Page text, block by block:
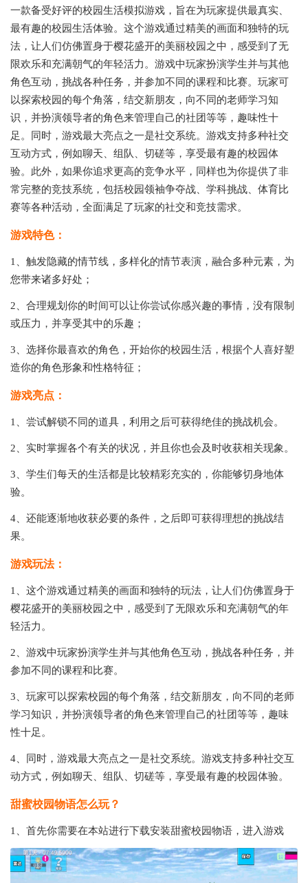
一款备受好评的校园生活模拟游戏，旨在为玩家提供最真实、
最有趣的校园生活体验。这个游戏通过精美的画面和独特的玩
法，让人们仿佛置身于樱花盛开的美丽校园之中，感受到了无
限欢乐和充满朝气的年轻活力。游戏中玩家扮演学生并与其他
角色互动，挑战各种任务，并参加不同的课程和比赛。玩家可
以探索校园的每个角落，结交新朋友，向不同的老师学习知
识，并扮演领导者的角色来管理自己的社团等等，趣味性十
足。同时，游戏最大亮点之一是社交系统。游戏支持多种社交
互动方式，例如聊天、组队、切磋等，享受最有趣的校园体
验。此外，如果你追求更高的竞争水平，同样也为你提供了非
常完整的竞技系统，包括校园领袖争夺战、学科挑战、体育比
赛等各种活动，全面满足了玩家的社交和竞技需求。
游戏特色：
1、触发隐藏的情节线，多样化的情节表演，融合多种元素，为
您带来诸多好处；
2、合理规划你的时间可以让你尝试你感兴趣的事情，没有限制
或压力，并享受其中的乐趣；
3、选择你最喜欢的角色，开始你的校园生活，根据个人喜好塑
造你的角色形象和性格特征；
游戏亮点：
1、尝试解锁不同的道具，利用之后可获得绝佳的挑战机会。
2、实时掌握各个有关的状况，并且你也会及时收获相关现象。
3、学生们每天的生活都是比较精彩充实的，你能够切身地体
验。
4、还能逐渐地收获必要的条件，之后即可获得理想的挑战结
果。
游戏玩法：
1、这个游戏通过精美的画面和独特的玩法，让人们仿佛置身于
樱花盛开的美丽校园之中，感受到了无限欢乐和充满朝气的年
轻活力。
2、游戏中玩家扮演学生并与其他角色互动，挑战各种任务，并
参加不同的课程和比赛。
3、玩家可以探索校园的每个角落，结交新朋友，向不同的老师
学习知识，并扮演领导者的角色来管理自己的社团等等，趣味
性十足。
4、同时，游戏最大亮点之一是社交系统。游戏支持多种社交互
动方式，例如聊天、组队、切磋等，享受最有趣的校园体验。
甜蜜校园物语怎么玩？
1、首先你需要在本站进行下载安装甜蜜校园物语，进入游戏